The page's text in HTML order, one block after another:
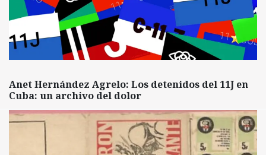
Anet Hernández Agrelo: Los detenidos del 11J en
Cuba: un archivo del dolor